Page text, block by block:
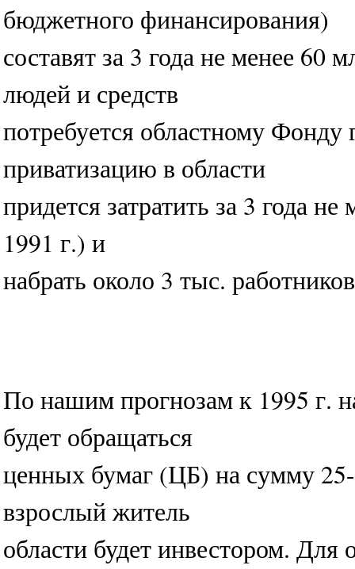
бюджетного финансирования)
составят за 3 года не менее
людей и средств
потребуется областному
приватизацию в области
придется затратить за 3 года
1991 г.) и
набрать около 3 тыс.
По нашим прогнозам к 1995 г.
будет обращаться
ценных бумаг (ЦБ) на сумму
взрослый житель
области будет инвестором.